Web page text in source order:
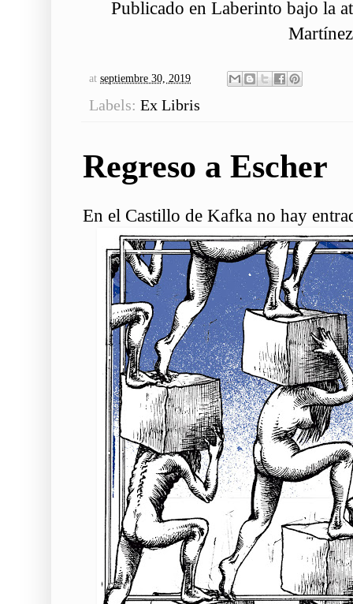
Publicado en Laberinto bajo la
at septiembre 30, 2019
Labels: Ex Libris
Regreso a Escher
En el Castillo de Kafka no hay